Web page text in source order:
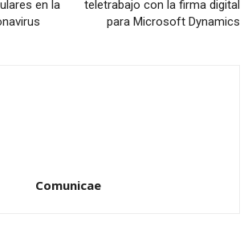
en la
teletrabajo con la firma digital
para Microsoft Dynamics
Comunicae